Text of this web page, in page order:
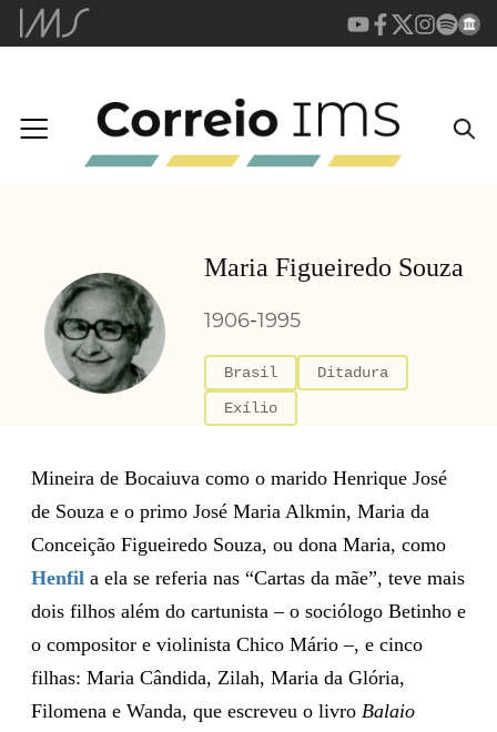
Maria Figueiredo Souza
1906-1995
Brasil
Ditadura
Exílio
Mineira de Bocaiuva como o marido Henrique José
de Souza e o primo José Maria Alkmin, Maria da
Conceição Figueiredo Souza, ou dona Maria, como
Henfil a ela se referia nas “Cartas da mãe”, teve mais
dois filhos além do cartunista – o sociólogo Betinho e
o compositor e violinista Chico Mário –, e cinco
filhas: Maria Cândida, Zilah, Maria da Glória,
Filomena e Wanda, que escreveu o livro Balaio